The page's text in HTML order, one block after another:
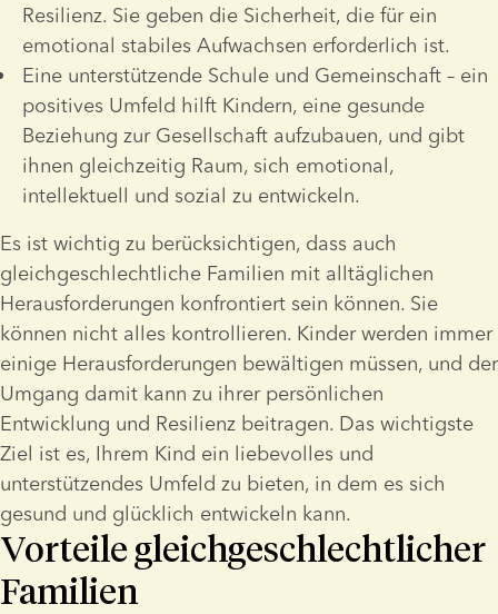
Resilienz. Sie geben die Sicherheit, die für ein
emotional stabiles Aufwachsen erforderlich ist.
Eine unterstützende Schule und Gemeinschaft – ein
positives Umfeld hilft Kindern, eine gesunde
Beziehung zur Gesellschaft aufzubauen, und gibt
ihnen gleichzeitig Raum, sich emotional,
intellektuell und sozial zu entwickeln.
Es ist wichtig zu berücksichtigen, dass auch
gleichgeschlechtliche Familien mit alltäglichen
Herausforderungen konfrontiert sein können. Sie
können nicht alles kontrollieren. Kinder werden immer
einige Herausforderungen bewältigen müssen, und der
Umgang damit kann zu ihrer persönlichen
Entwicklung und Resilienz beitragen. Das wichtigste
Ziel ist es, Ihrem Kind ein liebevolles und
unterstützendes Umfeld zu bieten, in dem es sich
gesund und glücklich entwickeln kann.
Vorteile gleichgeschlechtlicher
Familien